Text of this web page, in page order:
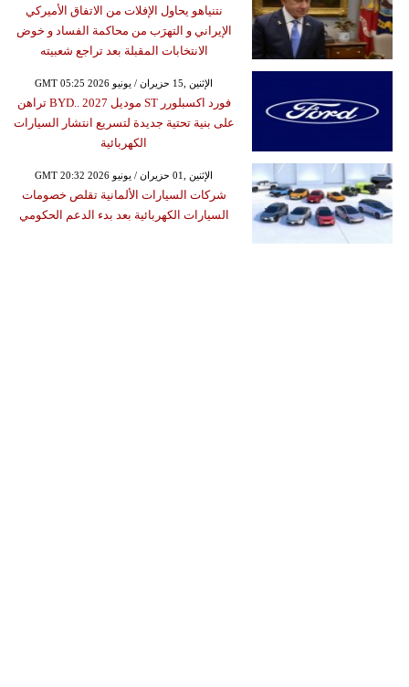
نتنياهو يحاول الإفلات من الاتفاق الأميركي
الإيراني و التهرَب من محاكمة الفساد و خوض
الانتخابات المقبلة بعد تراجع شعبيته
GMT 05:25 2026 الإثنين ,15 حزيران / يونيو
فورد اكسبلورر ST موديل 2027 ..BYD تراهن
على بنية تحتية جديدة لتسريع انتشار السيارات
الكهربائية
GMT 20:32 2026 الإثنين ,01 حزيران / يونيو
شركات السيارات الألمانية تقلص خصومات
السيارات الكهربائية بعد بدء الدعم الحكومي